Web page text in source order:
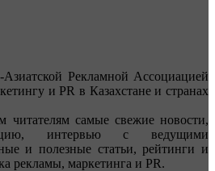
Рекламной Ассоциацией
и PR в Казахстане и странах
читателям самые свежие новости,
интервью с ведущими
и полезные статьи, рейтинги и
рекламы, маркетинга и PR.